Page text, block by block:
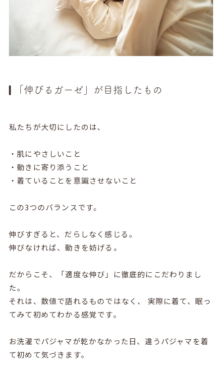
「伸びるガーゼ」が目指したもの
私たちが大切にしたのは、
・肌にやさしいこと
・動きに寄り添うこと
・着ていることを意識させないこと
この3つのバランスです。
伸びすぎると、だらしなく感じる。
伸びなければ、動きを妨げる。
だからこそ、「適度な伸び」に徹底的にこだわりまし
た。
それは、数値で語れるものではなく、 実際に着て、眠っ
てみて初めてわかる感覚です。
お洗濯でパジャマが乾かなかった日、違うパジャマを着
て初めて気づきます。